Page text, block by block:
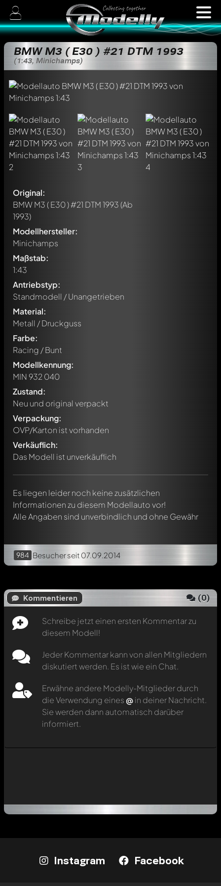
BMW M3 ( E30 ) #21 DTM 1993
(1:43, Minichamps)
Original:
BMW M3 ( E30 ) #21 DTM 1993(Ab
1993)
Modellhersteller:
Minichamps
Maßstab:
1:43
Antriebstyp:
Standmodell / Unangetrieben
Material:
Metall / Druckguss
Farbe:
Racing / Bunt
Modellkennung:
MIN 932 040
Zustand:
Neu und original verpackt
Verpackung:
OVP/Karton ist vorhanden
Verkäuflich:
Das Modell ist unverkäuflich
Es liegen leider noch keine zusätzlichen
Informationen zu diesem Modellauto vor!
Alle Angaben sind unverbindlich und ohne Gewähr
984 Besucherseit 07.09.2014
Kommentieren (0)
Schreibe jetzt einen ersten Kommentar zu
diesem Modell!
Jeder Kommentar kann von allen Mitgliedern
diskutiert werden. Es ist wie ein Chat.
Erwähne andere Modelly-Mitglieder durch
die Verwendung eines @in deiner Nachricht.
Sie werden dann automatisch darüber
informiert.
Schreibe jetzt einen ersten Kommentar zu diesem Modell!
Jeder Kommentar kann von allen Mitgliedern diskutiert
werden. Es ist wie ein Chat.
Erwähne andere Modelly-Mitglieder durch die
automatisch darüber informiert.
Instagram Facebook